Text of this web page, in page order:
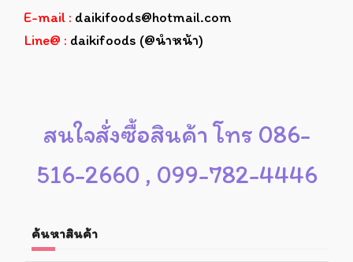
E-mail : daikifoods@hotmail.com
Line@ : daikifoods (@นำหน้า)
สนใจสั่งซื้อสินค้า โทร 086-
516-2660 , 099-782-4446
ค้นหาสินค้า